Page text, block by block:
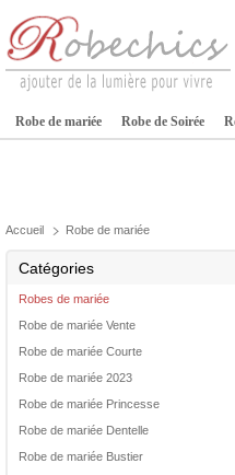
Robe de mariée Robe de Soirée
Accueil Robe de mariée
Catégories
Robes de mariée
Robe de mariée Vente
Robe de mariée Courte
Robe de mariée 2023
Robe de mariée Princesse
Robe de mariée Dentelle
Robe de mariée Bustier